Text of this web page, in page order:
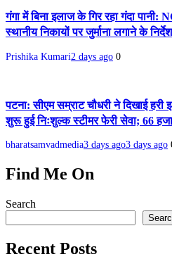
गंगा में बिना इलाज के गिर रहा गंदा
स्थानीय निकायों पर जुर्माना लगाने के निर्देश
Prishika Kumari2 days ago 0
पटना: सीएम सम्राट चौधरी ने दिखाई
शुरू हुई निःशुल्क स्टीमर फेरी सेवा; 66
bharatsamvadmedia3 days ago3 days ago
Find Me On
Search
Recent Posts